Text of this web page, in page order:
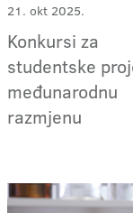
21. okt 2025.
Konkursi za
studentske
međunarodnu
razmjenu